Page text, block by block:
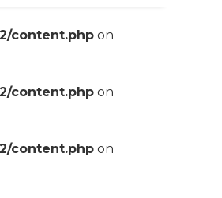
content.php on
content.php on
content.php on